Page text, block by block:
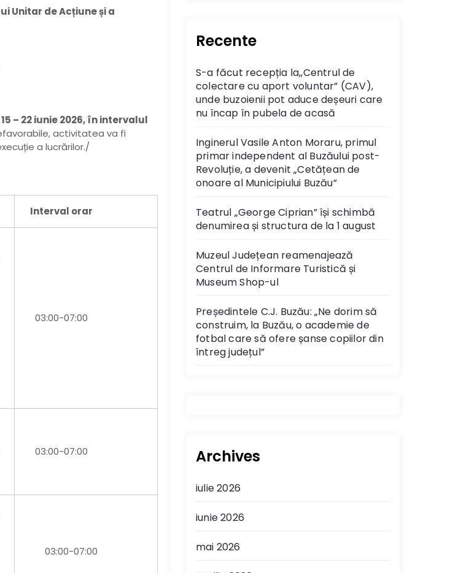
Unitar de Acțiune și a
– 22 iunie 2026, în intervalul
activitatea va fi
a lucrărilor./
Interval orar
03:00-07:00
03:00-07:00
03:00-07:00
Recente
S-a făcut recepția la,,Centrul de
colectare cu aport voluntar” (CAV),
unde buzoienii pot aduce deșeuri care
nu încap în pubela de acasă
Inginerul Vasile Anton Moraru, primul
primar independent al Buzăului post-
Revoluție, a devenit „Cetățean de
onoare al Municipiului Buzău”
Teatrul „George Ciprian” își schimbă
denumirea și structura de la 1 august
Muzeul Județean reamenajează
Centrul de Informare Turistică și
Museum Shop-ul
Președintele C.J. Buzău: „Ne dorim să
construim, la Buzău, o academie de
fotbal care să ofere șanse copiilor din
întreg județul”
Archives
iulie 2026
iunie 2026
mai 2026